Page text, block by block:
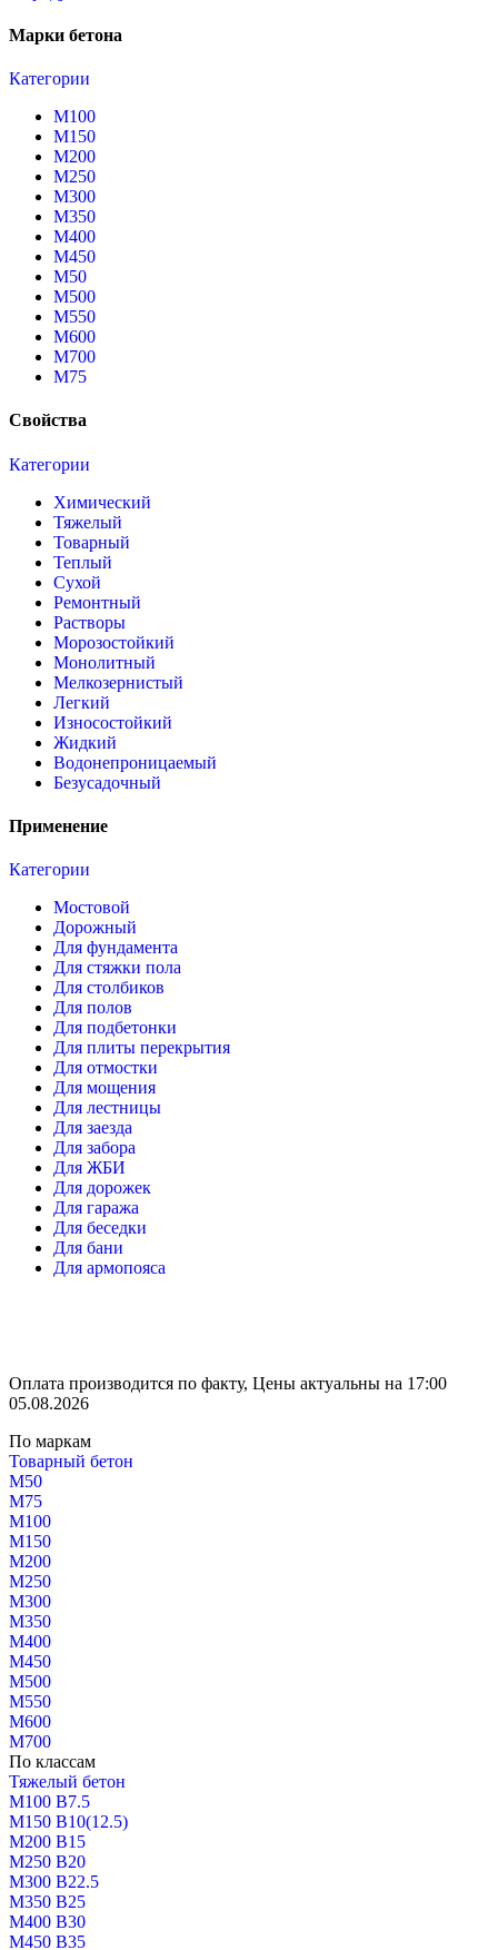
Марки бетона
Категории
М100
М150
М200
М250
М300
М350
М400
М450
М50
М500
М550
М600
М700
М75
Свойства
Категории
Химический
Тяжелый
Товарный
Теплый
Сухой
Ремонтный
Растворы
Морозостойкий
Монолитный
Мелкозернистый
Легкий
Износостойкий
Жидкий
Водонепроницаемый
Безусадочный
Применение
Категории
Мостовой
Дорожный
Для фундамента
Для стяжки пола
Для столбиков
Для полов
Для подбетонки
Для плиты перекрытия
Для отмостки
Для мощения
Для лестницы
Для заезда
Для забора
Для ЖБИ
Для дорожек
Для гаража
Для беседки
Для бани
Для армопояса
Оплата производится по факту, Цены актуальны на 17:00
05.08.2026
По маркам
Товарный бетон
М50
М75
М100
М150
М200
М250
М300
М350
М400
М450
М500
М550
М600
М700
По классам
Тяжелый бетон
М100 В7.5
М150 В10(12.5)
М200 В15
М250 В20
М300 В22.5
М350 В25
М400 В30
М450 В35